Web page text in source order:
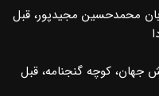
محمدحسین مجیدپور، قبل
جهان، کوچه گنجنامه، قبل